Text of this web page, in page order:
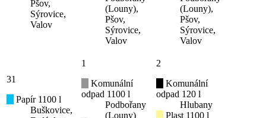
Pšov,
Sýrovice,
Valov
(Louny),
Pšov,
Sýrovice,
Valov
(Louny),
Pšov,
Sýrovice,
Valov
31
Papír 1100 l
Buškovice,
1
Komunální
odpad 1100 l
Podbořany
(Louny)
2
Komunální
odpad 120 l
Hlubany
Plast 1100 l